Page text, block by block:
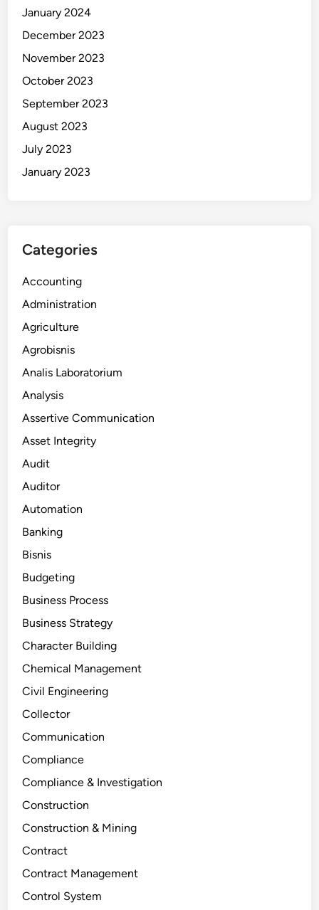
January 2024
December 2023
November 2023
October 2023
September 2023
August 2023
July 2023
January 2023
Categories
Accounting
Administration
Agriculture
Agrobisnis
Analis Laboratorium
Analysis
Assertive Communication
Asset Integrity
Audit
Auditor
Automation
Banking
Bisnis
Budgeting
Business Process
Business Strategy
Character Building
Chemical Management
Civil Engineering
Collector
Communication
Compliance
Compliance & Investigation
Construction
Construction & Mining
Contract
Contract Management
Control System